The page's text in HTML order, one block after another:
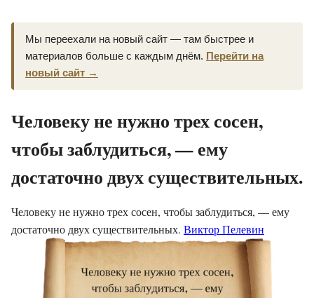
Мы переехали на новый сайт — там быстрее и
материалов больше с каждым днём. Перейти на
новый сайт →
Человеку не нужно трех сосен,
чтобы заблудиться, — ему
достаточно двух существительных.
Человеку не нужно трех сосен, чтобы заблудиться, — ему
достаточно двух существительных. Виктор Пелевин